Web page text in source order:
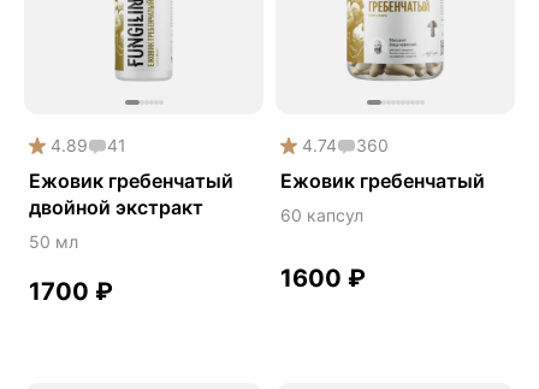
Phyto
Premium
Solution
Акция
Антипаразит
Антистресс
Артишок
Бакопа Монье
4.89 41
Ежовик гребенчатый
двойной экстракт
50 мл
1700 ₽
4.74 360
Ежовик гребенчатый
60 капсул
1600 ₽